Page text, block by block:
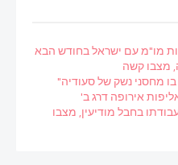
מו"מ עם ישראל בחודש הבא
מצבו קשה
מחסני נשק של סעודיה"
אירופה דרג ב'
8 מטרים בעבודתו בחבל מודיעין, מצבו